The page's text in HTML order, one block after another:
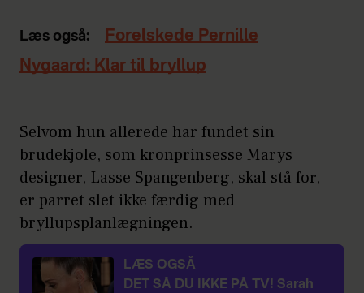
Læs også:
Forelskede Pernille
Nygaard: Klar til bryllup
Selvom hun allerede har fundet sin
brudekjole, som kronprinsesse Marys
designer, Lasse Spangenberg, skal stå for,
er parret slet ikke færdig med
bryllupsplanlægningen.
LÆS OGSÅ
DET SÅ DU IKKE PÅ TV! Sarah